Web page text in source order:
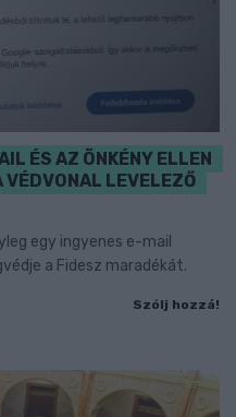
ÉS AZ ÖNKÉNY ELLEN
LEVELEZŐ
egy ingyenes e-mail
a Fidesz maradékát.
Szólj hozzá!